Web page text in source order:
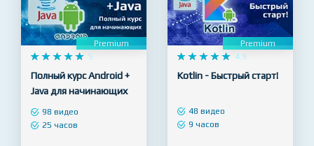
NEW
Premium
    
     5
Полный курс Android +
Java для начинающих
NEW
Premium
Kotlin - Быстрый старт!